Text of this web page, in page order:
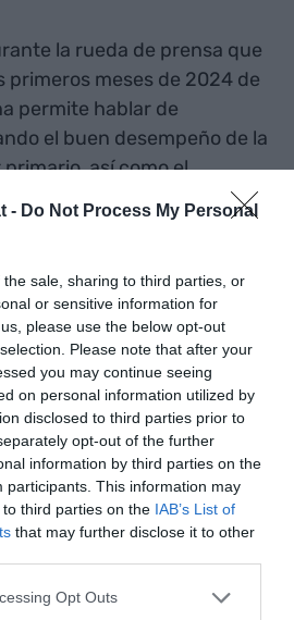
- Do Not Process My Personal
sale, sharing to third parties, or
or sensitive information for
please use the below opt-out
Please note that after your
you may continue seeing
on personal information utilized by
disclosed to third parties prior to
opt-out of the further
information by third parties on the
participants. This information may
third parties on the IAB’s List of
that may further disclose it to other
Opt Outs
la rueda de prensa que
primeros meses de 2024 de
permite hablar de
el buen desempeño de la
así como el
familiar y la caída del
lado, y en el contexto que
para fomentar las
más eficaces que ayuden
la deducción del impuesto
Económica ha
cuestiones de la
más preocupan a los
edición, el déficit fiscal de
comunicaciones han